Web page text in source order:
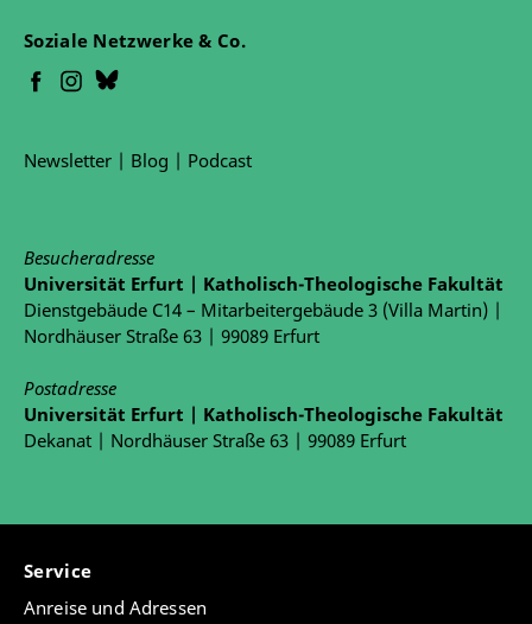
Soziale Netzwerke & Co.
Newsletter | Blog | Podcast
Besucheradresse
Universität Erfurt | Katholisch-Theologische Fakultät
Dienstgebäude C14 – Mitarbeitergebäude 3 (Villa Martin) |
Nordhäuser Straße 63 | 99089 Erfurt
Postadresse
Universität Erfurt | Katholisch-Theologische Fakultät
Dekanat | Nordhäuser Straße 63 | 99089 Erfurt
Service
Anreise und Adressen